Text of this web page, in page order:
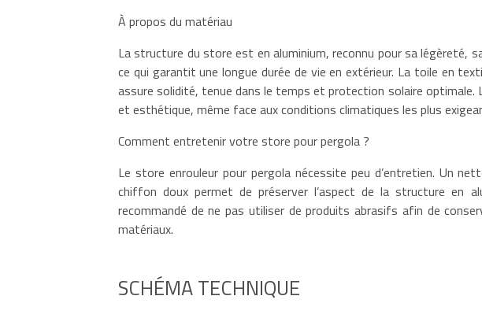
À propos du matériau
La structure du store est en aluminium, reconnu pour sa légèreté,
ce qui garantit une longue durée de vie en extérieur. La toile en
assure solidité, tenue dans le temps et protection solaire optimale.
et esthétique, même face aux conditions climatiques les plus
Comment entretenir votre store pour pergola ?
Le store enrouleur pour pergola nécessite peu d’entretien. Un
chiffon doux permet de préserver l’aspect de la structure en
recommandé de ne pas utiliser de produits abrasifs afin de
matériaux.
SCHÉMA TECHNIQUE